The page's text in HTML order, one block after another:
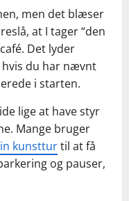
men det blæser
at I tager “den
Det lyder
hvis du har nævnt
i starten.
lige at have styr
Mange bruger
kunstturtil at få
og pauser,